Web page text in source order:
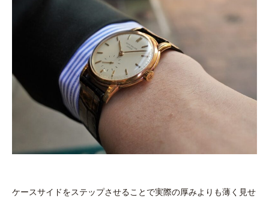
ケースサイドをステップさせることで実際の厚みよりも薄く見せ